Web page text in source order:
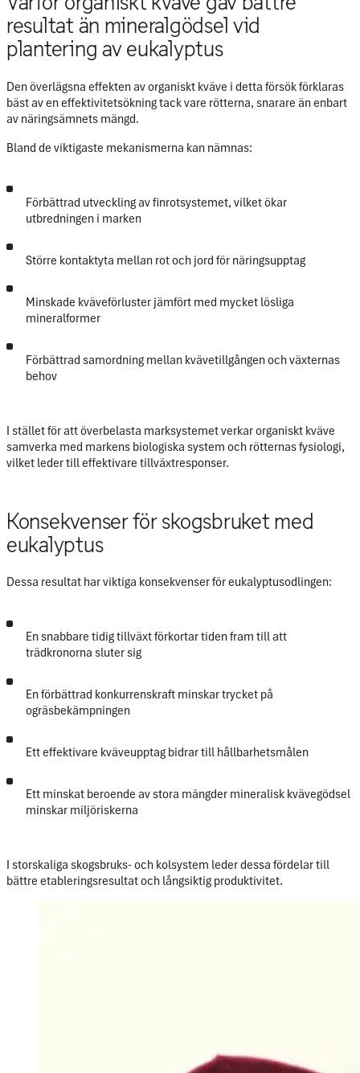
resultat än mineralgödsel vid
plantering av eukalyptus
Den överlägsna effekten av organiskt kväve i detta försök förklaras
bäst aven effektivitetsökning tack vare rötterna, snarare än enbart
av näringsämnets mängd.
Bland de viktigaste mekanismerna kan nämnas:
Förbättrad utveckling av finrotsystemet, vilket ökar
utbredningen i marken
Större kontaktyta mellan rot och jord för näringsupptag
Minskade kväveförluster jämfört med mycket lösliga
mineralformer
Förbättrad samordning mellan kvävetillgången och växternas
behov
I stället för att överbelasta marksystemet verkar organiskt kväve
samverka med markens biologiska system och rötternas fysiologi,
vilket leder till effektivare tillväxtresponser.
Konsekvenser för skogsbruket med
eukalyptus
Dessa resultat har viktiga konsekvenser för eukalyptusodlingen:
En snabbare tidig tillväxt förkortar tiden fram till att
trädkronorna sluter sig
En förbättrad konkurrenskraft minskar trycket på
ogräsbekämpningen
Ett effektivare kväveupptag bidrar till hållbarhetsmålen
Ett minskat beroende av stora mängder mineralisk kvävegödsel
minskar miljöriskerna
I storskaliga skogsbruks- och kolsystem leder dessa fördelar till
bättre etableringsresultat och långsiktig produktivitet.